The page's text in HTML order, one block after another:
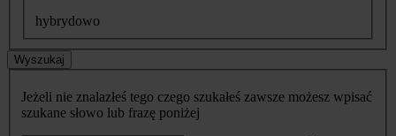
hybrydowo
Wyszukaj
Jeżeli nie znalazłeś tego czego szukałeś zawsze możesz wpisać
szukane słowo lub frazę poniżej